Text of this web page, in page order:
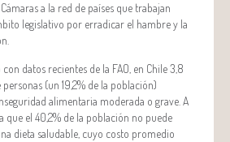
a la red de países que trabajan
legislativo por erradicar el hambre y la
datos recientes de la FAO, en Chile 3,8
(un 19,2% de la población)
alimentaria moderada o grave. A
que el 40,2% de la población no puede
dieta saludable, cuyo costo promedio